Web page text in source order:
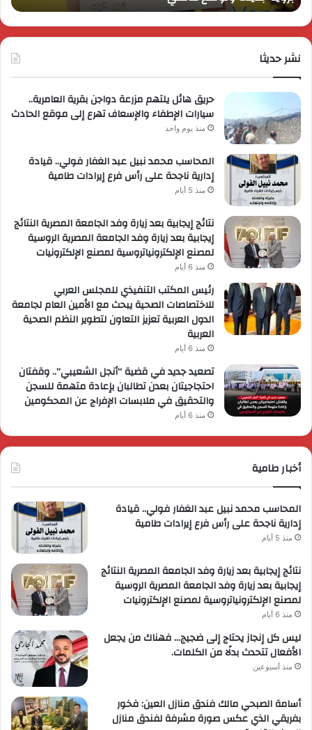
برؤية
جديدة
وتوسع
عالمي
لاند
نشر حديثا
حريق هائل يلتهم مزرعة دواجن بقرية العامرية..
سيارات الإطفاء والإسعاف تهرع إلى موقع الحادث
منذ يوم واحد
المحاسب محمد نبيل عبد الغفار فولي.. قيادة
إدارية ناجحة على رأس فرع إيرادات طامية
منذ 5 أيام
نتائج إيجابية بعد زيارة وفد الجامعة المصرية النتائج
إيجابية بعد زيارة وفد الجامعة المصرية الروسية
لمصنع الإلكترونياتروسية لمصنع الإلكترونيات
منذ 6 أيام
رئيس المكتب التنفيذي للمجلس العربي
للاختصاصات الصحية يبحث مع الأمين العام لجامعة
الدول العربية تعزيز التعاون لتطوير النظم الصحية
العربية
منذ 6 أيام
تصعيد جديد في قضية “أنجل الشعيبي”.. وقفتان
احتجاجيتان بعدن تطالبان بإعادة متهمة للسجن
والتحقيق في ملابسات الإفراج عن المحكومين
منذ 6 أيام
أخبار طامية
المحاسب محمد نبيل عبد الغفار فولي.. قيادة
إدارية ناجحة على رأس فرع إيرادات طامية
منذ 5 أيام
نتائج إيجابية بعد زيارة وفد الجامعة المصرية النتائج
إيجابية بعد زيارة وفد الجامعة المصرية الروسية
لمصنع الإلكترونياتروسية لمصنع الإلكترونيات
منذ 6 أيام
ليس كل إنجاز يحتاج إلى ضجيج… فهناك من يجعل
الأفعال تتحدث بدلًا من الكلمات.
منذ أسبوعين
أسامة الصبحي مالك فندق منازل العين: فخور
بفريقي الذي عكس صورة مشرفة لفندق منازل